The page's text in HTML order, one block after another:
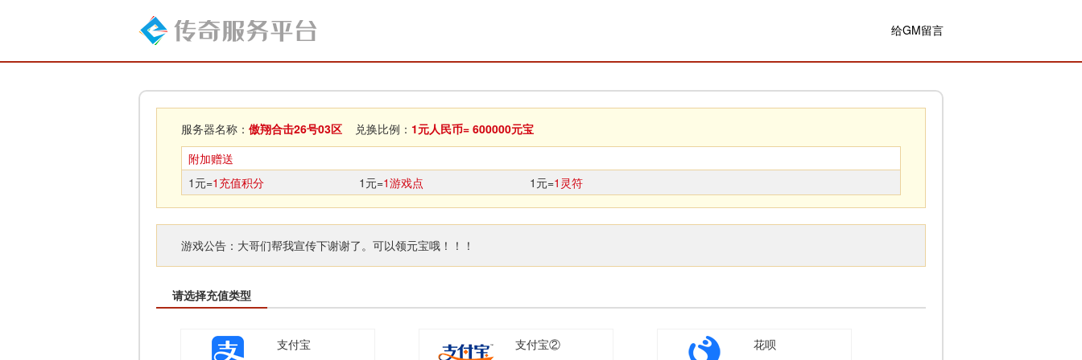
给GM留言
服务器名称： 傲翔合击26号03区 兑换比例： 1元人民币= 600000元宝
附加赠送
1元=1充值积分 1元=1游戏点 1元=1灵符
游戏公告：大哥们帮我宣传下谢谢了。可以领元宝哦！！！
请选择充值类型
支付宝 支付宝② 花呗